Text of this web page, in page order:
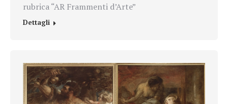
rubrica “AR Frammenti d’Arte”
Dettagli